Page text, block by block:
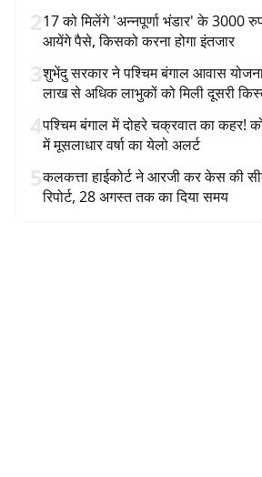
217 को मिलेंगे 'अन्नपूर्णा भंडार' के 3000
आयेंगे पैसे, किसको करना होगा इंतजार
3शुभेंदु सरकार ने पश्चिम बंगाल आवास
लाख से अधिक लाभुकों को मिली दूसरी
4पश्चिम बंगाल में दोहरे चक्रवात का कहर!
में मूसलाधार वर्षा का येलो अलर्ट
5कलकत्ता हाईकोर्ट ने आरजी कर केस की
रिपोर्ट, 28 अगस्त तक का दिया समय